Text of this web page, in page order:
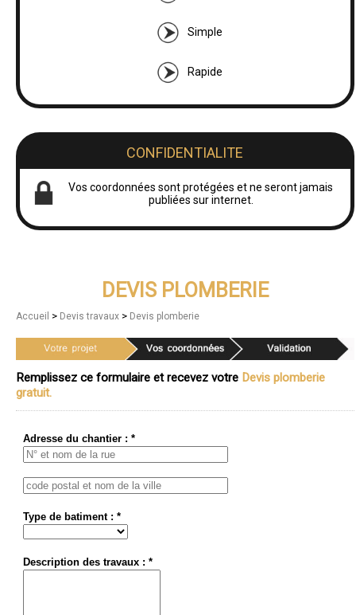
Simple
Rapide
CONFIDENTIALITE
Vos coordonnées sont protégées et ne seront jamais
publiées sur internet.
DEVIS PLOMBERIE
Accueil > Devis travaux > Devis plomberie
Remplissez ce formulaire et recevez votre Devis plomberie
gratuit.
Adresse du chantier : *
Type de batiment : *
Description des travaux : *